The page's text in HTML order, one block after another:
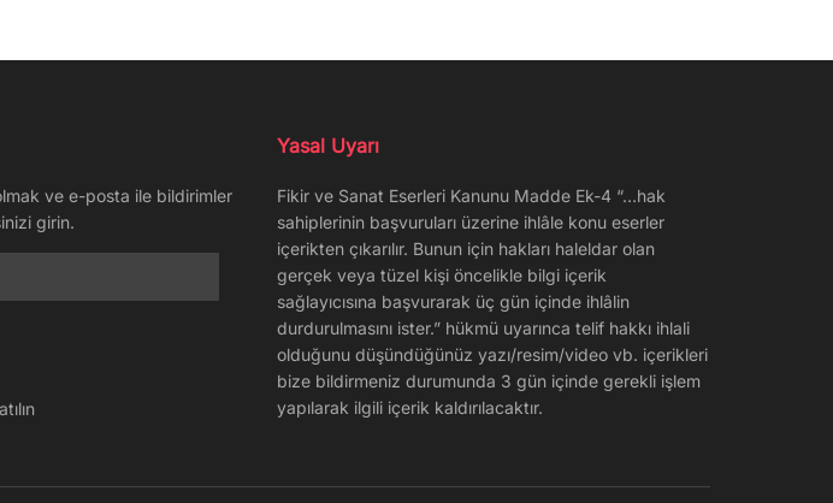
ve e-posta ile bildirimler
girin.
Yasal Uyarı
Fikir ve Sanat Eserleri Kanunu Madde Ek-4 “…hak
sahiplerinin başvuruları üzerine ihlâle konu eserler
içerikten çıkarılır. Bunun için hakları haleldar olan
gerçek veya tüzel kişi öncelikle bilgi içerik
sağlayıcısına başvurarak üç gün içinde ihlâlin
durdurulmasını ister.” hükmü uyarınca telif hakkı ihlali
olduğunu düşündüğünüz yazı/resim/video vb. içerikleri
bize bildirmeniz durumunda 3 gün içinde gerekli işlem
yapılarak ilgili içerik kaldırılacaktır.